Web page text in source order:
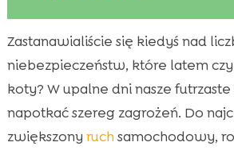
 Wprowadzenie do letnich
kotów
 Niebezpieczeństwa
 Trujące rośliny w sezonie
 Toksyczne chemikalia w
Zastanawialiście się kiedyś nad
niebezpieczeństw, które latem
koty? W upalne dni nasze
napotkać szereg zagrożeń. Do
zwiększony ruch samochodowy,